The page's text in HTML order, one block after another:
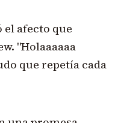
afecto que
"Holaaaaaa
que repetía cada